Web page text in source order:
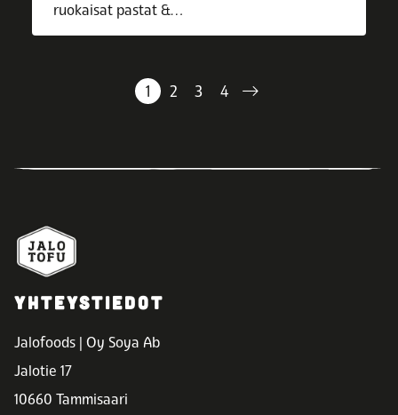
ruokaisat pastat &…
1 2 3 4
YHTEYSTIEDOT
Jalofoods | Oy Soya Ab
Jalotie 17
10660 Tammisaari